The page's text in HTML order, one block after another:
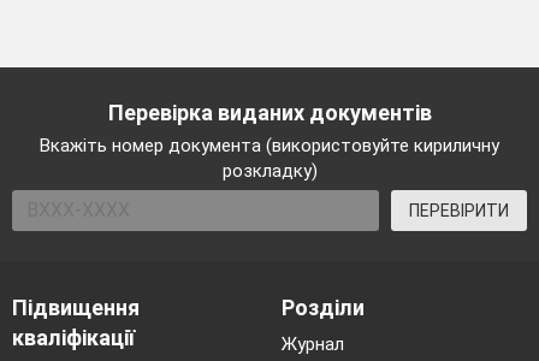
Перевірка виданих документів
Вкажіть номер документа (використовуйте кириличну
розкладку)
ПЕРЕВІРИТИ
Підвищення
кваліфікації
Розділи
Журнал